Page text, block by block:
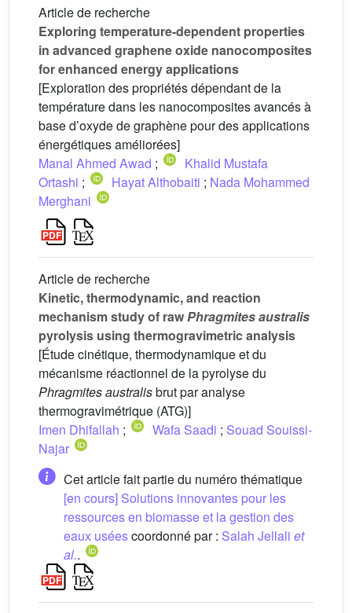
Article de recherche
Exploring temperature-dependent properties
in advanced graphene oxide nanocomposites
for enhanced energy applications
[Exploration des propriétés dépendant de la
température dans les nanocomposites avancés à
base d’oxyde de graphène pour des applications
énergétiques améliorées]
Manal Ahmed Awad ;
Khalid Mustafa
Ortashi ; Hayat Althobaiti ; Nada Mohammed
Merghani
Article de recherche
Kinetic, thermodynamic, and reaction
mechanism study of raw Phragmites australis
pyrolysis using thermogravimetric analysis
[Étude cinétique, thermodynamique et du
mécanisme réactionnel de la pyrolyse du
Phragmites australisbrut par analyse
thermogravimétrique (ATG)]
Imen Dhifallah ; Wafa Saadi ; Souad Souissi-
Najar
Cet article fait partie du numéro thématique
[en cours] Solutions innovantes pour les
ressources en biomasse et la gestion des
eaux uséescoordonné par : Salah Jellali et
al..